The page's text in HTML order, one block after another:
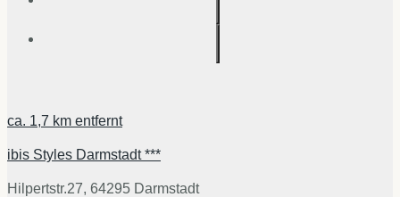
ca. 1,7 km entfernt
ibis Styles Darmstadt ***
Hilpertstr.27, 64295 Darmstadt